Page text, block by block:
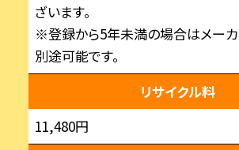
ざいます。
※登録から5年未満の場合はメー
別途可能です。
リサイクル料
11,480円